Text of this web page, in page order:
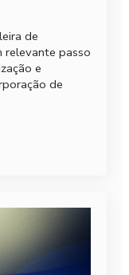
de
relevante passo
e
de